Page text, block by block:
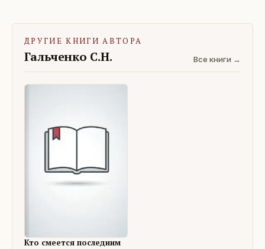
ДРУГИЕ КНИГИ АВТОРА
Гальченко С.Н. Все книги →
Кто смеется последним